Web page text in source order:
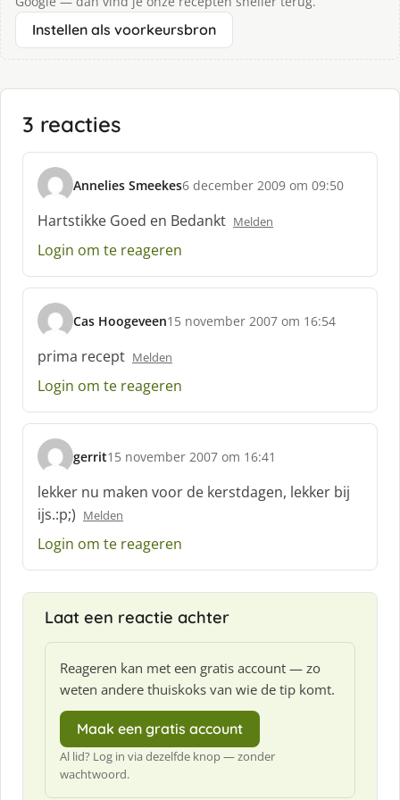
Instellen als voorkeursbron
3 reacties
Annelies Smeekes
s
c
h
r
e
f
:
6 december 2009 om 09:50
Hartstikke Goed en Bedankt Melden
Login om te reageren
Cas Hoogeveen
s
h
r
e
f
:
15 november 2007 om 16:54
prima recept Melden
Login om te reageren
gerrit
s
c
h
r
e
:
15 november 2007 om 16:41
lekker nu maken voor de kerstdagen, lekker bij
ijs.:p;) Melden
Login om te reageren
Laat een reactie achter
Reageren kan met een gratis account — zo
weten andere thuiskoks van wie de tip komt.
Maak een gratis account
Al lid? Log in via dezelfde knop — zonder
wachtwoord.